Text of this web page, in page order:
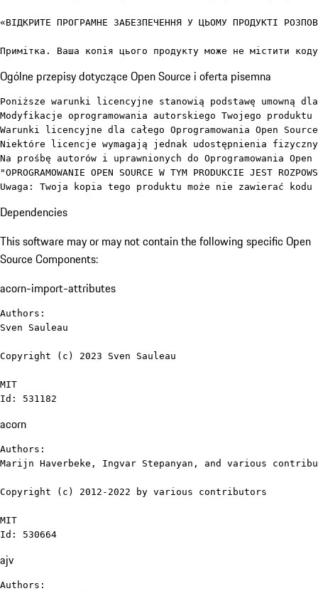
«ВІДКРИТЕ ПРОГРАМНЕ ЗАБЕЗПЕЧЕННЯ У ЦЬОМУ ПРОДУКТІ
Примітка. Ваша копія цього продукту може не містити
Ogólne przepisy dotyczące Open Source i oferta pisemna
Poniższe warunki licencyjne stanowią podstawę umowną
Modyfikacje oprogramowania autorskiego Twojego
Warunki licencyjne dla całego Oprogramowania Open
Niektóre licencje wymagają jednak udostępnienia
Na prośbę autorów i uprawnionych do Oprogramowania
"OPROGRAMOWANIE OPEN SOURCE W TYM PRODUKCIE
Uwaga: Twoja kopia tego produktu może nie zawierać
Dependencies
This software may or may not contain the following specific Open
Source Components:
acorn-import-attributes
Authors:
Sven Sauleau
Copyright (c) 2023 Sven Sauleau
MIT
Id: 531182
acorn
Authors:
Marijn Haverbeke, Ingvar Stepanyan, and various
Copyright (c) 2012-2022 by various contributors
MIT
Id: 530664
ajv
Authors: